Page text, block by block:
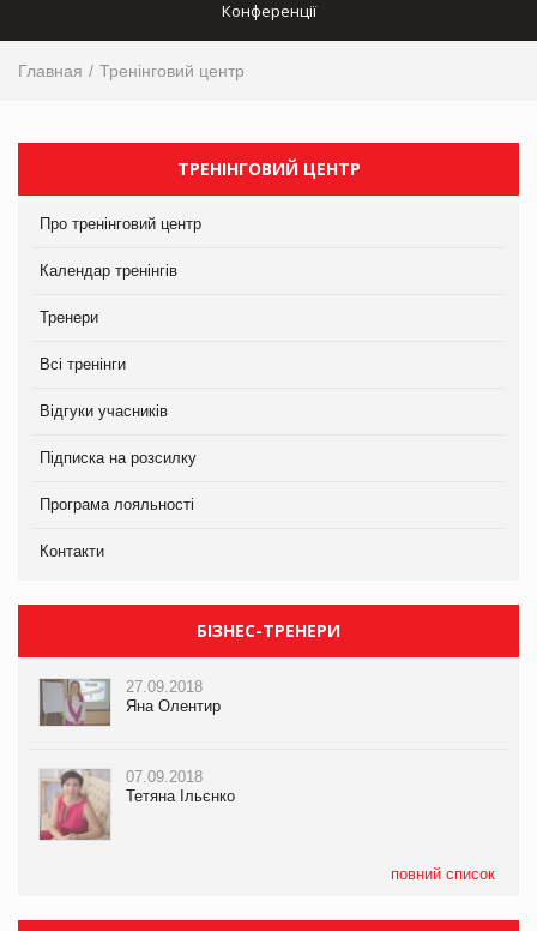
Конференції
Главная Тренінговий центр
ТРЕНІНГОВИЙ ЦЕНТР
Про тренінговий центр
Календар тренінгів
Тренери
Всі тренінги
Відгуки учасників
Підписка на розсилку
Програма лояльності
Контакти
БІЗНЕС-ТРЕНЕРИ
27.09.2018
Яна Олентир
07.09.2018
Тетяна Ільєнко
повний список